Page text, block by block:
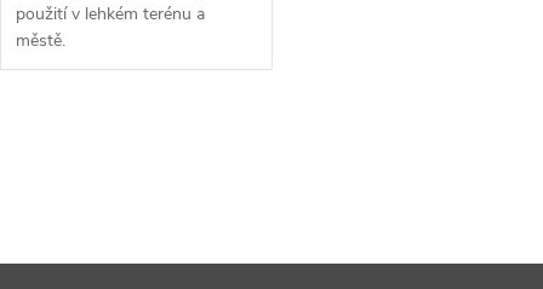
použití v lehkém terénu a
městě.